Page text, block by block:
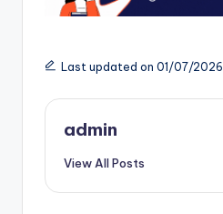
Last updated on 01/07/2026
admin
View All Posts